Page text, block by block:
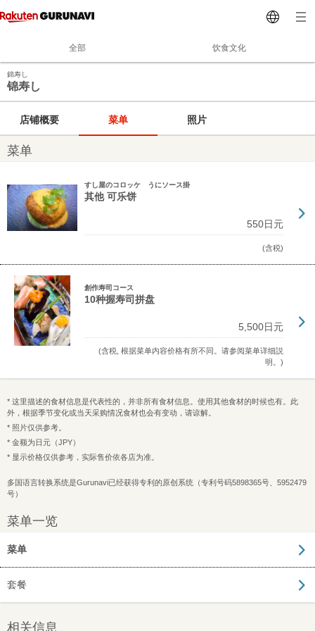
全部 饮食文化
錦寿し
锦寿し
店铺概要 菜单 照片
菜单
すし屋のコロッケ うにソース掛
其他 可乐饼
550日元
(含税)
創作寿司コース
10种握寿司拼盘
5,500日元
(含税, 根据菜单内容价格有所不同。请参阅菜单详细説
明。)
* 这里描述的食材信息是代表性的，并非所有食材信息。使用其他食材的时候也有。此
外，根据季节变化或当天采购情况食材也会有变动，请谅解。
* 照片仅供参考。
* 金额为日元（JPY）
* 显示价格仅供参考，实际售价依各店为准。
多国语言转换系统是Gurunavi已经获得专利的原创系统（专利号码5898365号、5952479
号）
菜单一览
菜单
套餐
相关信息